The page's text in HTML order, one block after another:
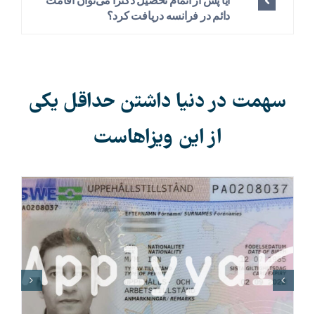
دائم در فرانسه دریافت کرد؟
سهمت در دنیا داشتن حداقل یکی
از این ویزاهاست